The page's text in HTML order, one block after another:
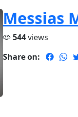
Messias
544views
Share on: